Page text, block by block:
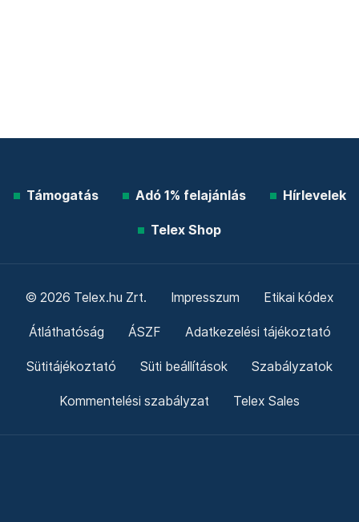
Támogatás Adó 1% felajánlás Hírlevelek
Telex Shop
© 2026 Telex.hu Zrt. Impresszum Etikai kódex
Átláthatóság ÁSZF Adatkezelési tájékoztató
Sütitájékoztató Süti beállítások Szabályzatok
Kommentelési szabályzat Telex Sales